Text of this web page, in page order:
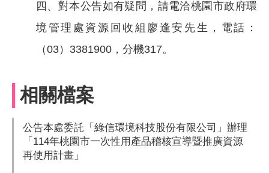
四、對本公告如有疑問，請電洽桃園市政府環
境管理處資源回收組廖逢安先生，電話：
（03）3381900，分機317。
相關檔案
公告本處委託「綠信環境科技股份有限公司」辦理
「114年桃園市一次性用產品稽核宣導暨推廣資源
再使用計畫」